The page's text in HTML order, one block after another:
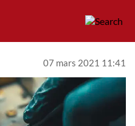
07 mars 2021 11:41